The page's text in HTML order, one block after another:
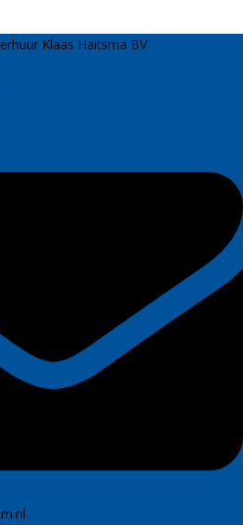
Klaas Haitsma BV